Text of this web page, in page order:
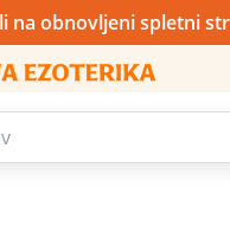
na obnovljeni spletni